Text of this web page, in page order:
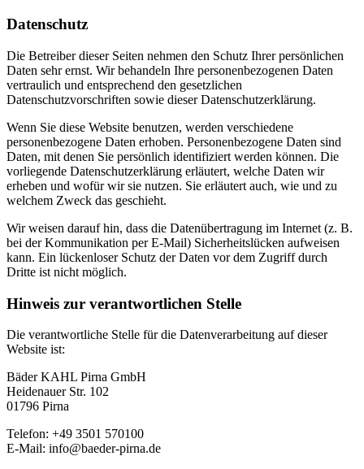
Datenschutz
Die Betreiber dieser Seiten nehmen den Schutz Ihrer persönlichen
Daten sehr ernst. Wir behandeln Ihre personenbezogenen Daten
vertraulich und entsprechend den gesetzlichen
Datenschutzvorschriften sowie dieser Datenschutzerklärung.
Wenn Sie diese Website benutzen, werden verschiedene
personenbezogene Daten erhoben. Personenbezogene Daten sind
Daten, mit denen Sie persönlich identifiziert werden können. Die
vorliegende Datenschutzerklärung erläutert, welche Daten wir
erheben und wofür wir sie nutzen. Sie erläutert auch, wie und zu
welchem Zweck das geschieht.
Wir weisen darauf hin, dass die Datenübertragung im Internet (z. B.
bei der Kommunikation per E-Mail) Sicherheitslücken aufweisen
kann. Ein lückenloser Schutz der Daten vor dem Zugriff durch
Dritte ist nicht möglich.
Hinweis zur verantwortlichen Stelle
Die verantwortliche Stelle für die Datenverarbeitung auf dieser
Website ist:
Bäder KAHL Pirna GmbH
Heidenauer Str. 102
01796 Pirna
Telefon: +49 3501 570100
E-Mail: info@baeder-pirna.de